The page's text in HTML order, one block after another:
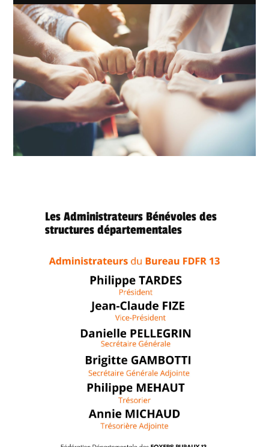
Les Administrateurs Bénévoles des
structures départementales